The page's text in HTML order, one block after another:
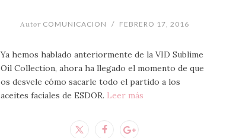
AutorCOMUNICACION / FEBRERO 17, 2016
Ya hemos hablado anteriormente de la VID Sublime
Oil Collection, ahora ha llegado el momento de que
os desvele cómo sacarle todo el partido a los
aceites faciales de ESDOR. Leer más